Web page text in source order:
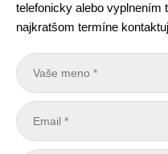
telefonicky alebo vyplnením
najkratšom termíne